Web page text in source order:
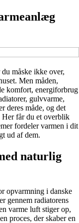
måske ikke over,
Men måden,
komfort, energiforbrug
gulvvarme,
deres måde, og det
Her får du et overblik
fordeler varmen i dit
ud af dem.
naturlig
opvarmning i danske
gennem radiatorens
varme luft stiger op,
proces, der skaber en